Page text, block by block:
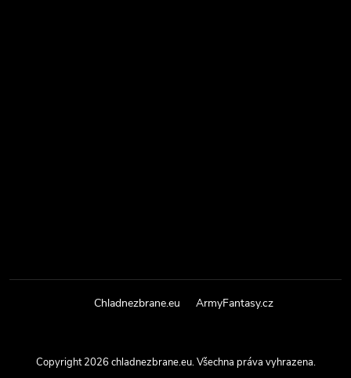
Chladnezbrane.eu ArmyFantasy.cz
Copyright 2026chladnezbrane.eu. Všechna práva vyhrazena.